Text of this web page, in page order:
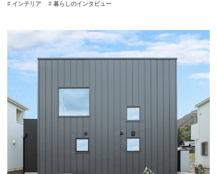
# インテリア
# 暮らしのインタビュー